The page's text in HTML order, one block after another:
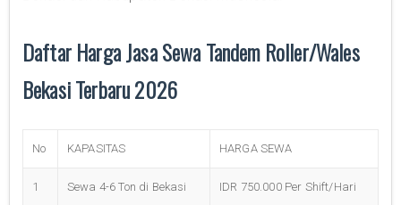
Daftar Harga Jasa Sewa Tandem Roller/Wales
Bekasi Terbaru 2026
No KAPASITAS HARGA SEWA
1 Sewa 4-6 Ton di Bekasi IDR 750.000 Per Shift/Hari